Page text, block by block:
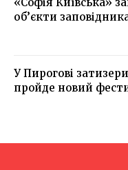
об’єкти
У Пирогові
пройде новий